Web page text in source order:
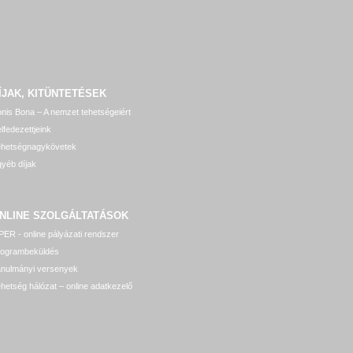
KITÜNTETÉSEK
Bona – A nemzet tehetségeiért
díjak
SZOLGÁLTATÁSOK
- online pályázati rendszer
versenyek
hálózat – online adatkezelő